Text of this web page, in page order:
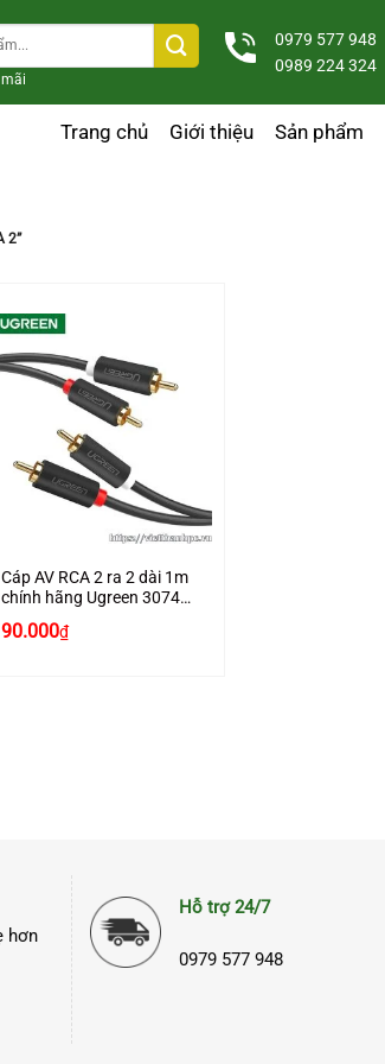
0979 577 948
0989 224 324
Trang chủ Giới thiệu Sản phẩm
2”
Cáp AV RCA 2 ra 2 dài 1m
chính hãng Ugreen 30747
90.000₫
hơn
Hỗ trợ 24/7
0979 577 948